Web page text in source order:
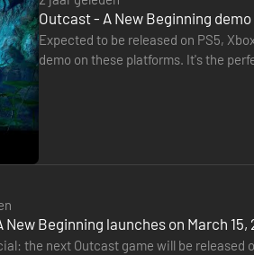
Outcast - A New Beginning
Expected to be released on PS5,
demo on these platforms. It's the
New Beginning launches on March 15,
the next Outcast game will be released